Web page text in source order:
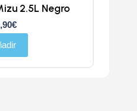
2.5L Negro
€